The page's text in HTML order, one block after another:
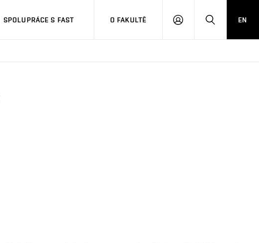
SPOLUPRÁCE S FAST O FAKULTĚ
PŘIHLÁSITHLEDAT
EN